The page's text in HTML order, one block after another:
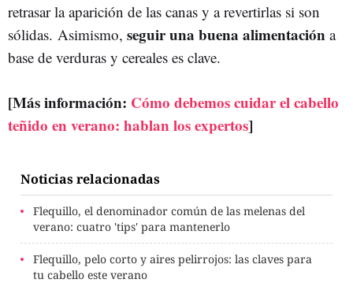
retrasar la aparición de las canas y a revertirlas si son
sólidas. Asimismo, seguir una buena alimentación a
base de verduras y cereales es clave.
[Más información: Cómo debemos cuidar el cabello
teñido en verano: hablan los expertos]
Noticias relacionadas
Flequillo, el denominador común de las melenas del
verano: cuatro 'tips' para mantenerlo
Flequillo, pelo corto y aires pelirrojos: las claves para
tu cabello este verano